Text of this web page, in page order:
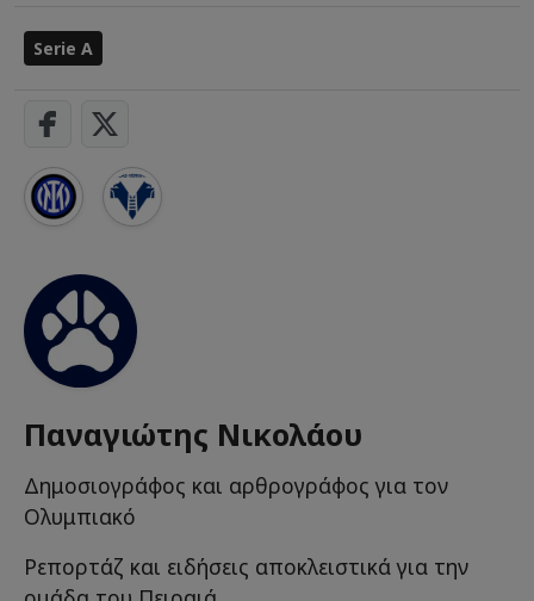
Serie A
Παναγιώτης Νικολάου
Δημοσιογράφος και αρθρογράφος για τον
Ολυμπιακό
Ρεπορτάζ και ειδήσεις αποκλειστικά για την